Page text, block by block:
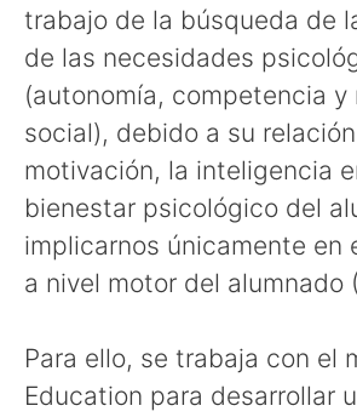
trabajo de la búsqueda de
de las necesidades
(autonomía, competencia y
social), debido a su
motivación, la inteligencia
bienestar psicológico del
implicarnos únicamente en
a nivel motor del alumnado
Para ello, se trabaja con el
Education para desarrollar